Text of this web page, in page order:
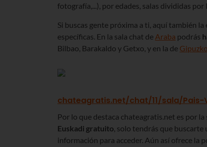
fotografía,...), por edades, salas divididas por
Si buscas gente próxima a ti, aquí también
específicas. En la sala chat de Araba podrás
Bilbao, Barakaldo y Getxo, y en la de
chateagratis.net/chat/11/sala/Pais-
Por lo que destaca chateagratis.net es por
Euskadi gratuito , solo tendrás que buscarte
información para acceder. Aún así ofrece la